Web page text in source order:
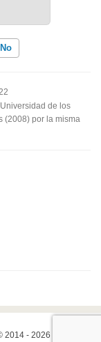
No
ayudó
de los
(2008) por la misma
2014 - 2026